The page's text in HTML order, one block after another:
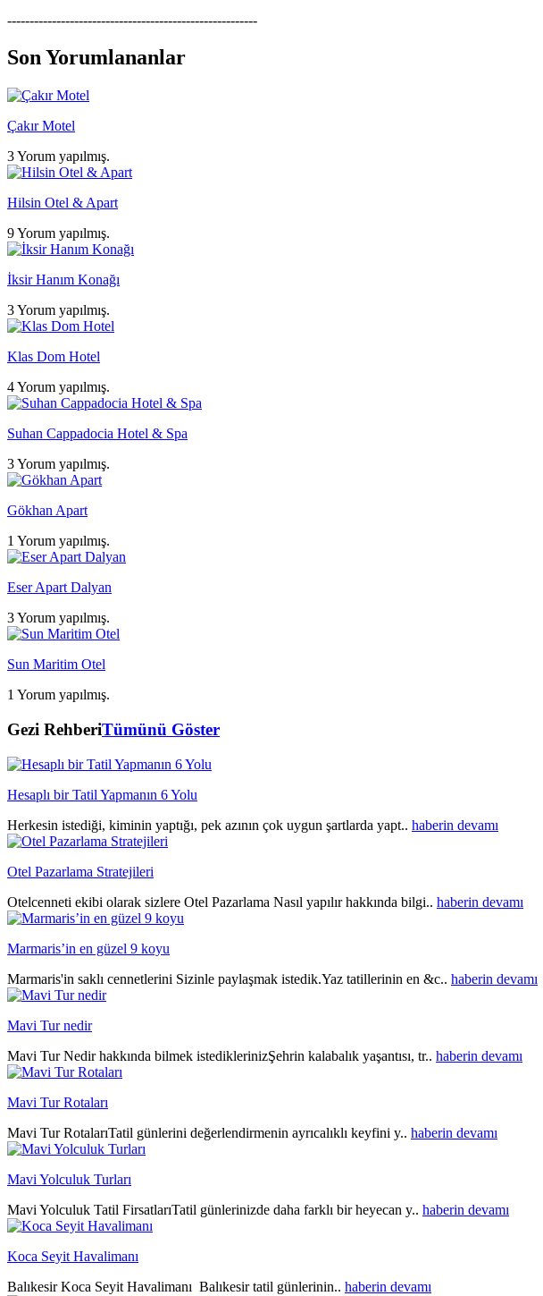
--------------------------------------------------------
Son Yorumlananlar
Çakır Motel
3 Yorum yapılmış.
Hilsin Otel & Apart
9 Yorum yapılmış.
İksir Hanım Konağı
3 Yorum yapılmış.
Klas Dom Hotel
4 Yorum yapılmış.
Suhan Cappadocia Hotel & Spa
3 Yorum yapılmış.
Gökhan Apart
1 Yorum yapılmış.
Eser Apart Dalyan
3 Yorum yapılmış.
Sun Maritim Otel
1 Yorum yapılmış.
Gezi RehberiTümünü Göster
Hesaplı bir Tatil Yapmanın 6 Yolu
Herkesin istediği, kiminin yaptığı, pek azının çok uygun şartlarda yapt.. haberin devamı
Otel Pazarlama Stratejileri
Otelcenneti ekibi olarak sizlere Otel Pazarlama Nasıl yapılır hakkında bilgi.. haberin devamı
Marmaris’in en güzel 9 koyu
Marmaris'in saklı cennetlerini Sizinle paylaşmak istedik.Yaz tatillerinin en &c.. haberin devamı
Mavi Tur nedir
Mavi Tur Nedir hakkında bilmek istediklerinizŞehrin kalabalık yaşantısı, tr.. haberin devamı
Mavi Tur Rotaları
Mavi Tur RotalarıTatil günlerini değerlendirmenin ayrıcalıklı keyfini y.. haberin devamı
Mavi Yolculuk Turları
Mavi Yolculuk Tatil FirsatlarıTatil günlerinizde daha farklı bir heyecan y.. haberin devamı
Koca Seyit Havalimanı
Balıkesir Koca Seyit Havalimanı Balıkesir tatil günlerinin.. haberin devamı